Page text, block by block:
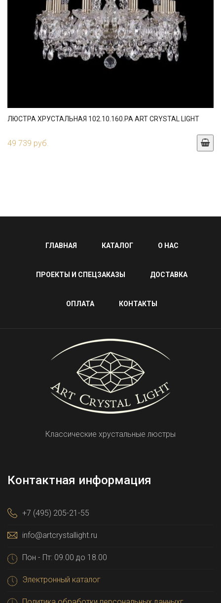
ЛЮСТРА ХРУСТАЛЬНАЯ 102.10.160.PA ART CRYSTAL LIGHT
49 739 руб.
ГЛАВНАЯ КАТАЛОГ О НАС
ПРОЕКТЫ И СПЕЦЗАКАЗЫ ДОСТАВКА
ОПЛАТА КОНТАКТЫ
Классические хрустальные люстры
Контактная информация
+7 (495) 205-21-55
info@artcrystallight.ru
Пон - Пт: 09.00 до 18.00
Электронный каталог